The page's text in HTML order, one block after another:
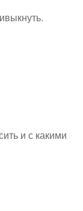
и с какими